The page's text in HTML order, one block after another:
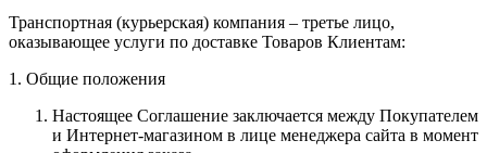
Транспортная (курьерская) компания – третье лицо,
оказывающее услуги по доставке Товаров Клиентам:
1. Общие положения
Настоящее Соглашение заключается между Покупателем
и Интернет-магазином в лице менеджера сайта в момент